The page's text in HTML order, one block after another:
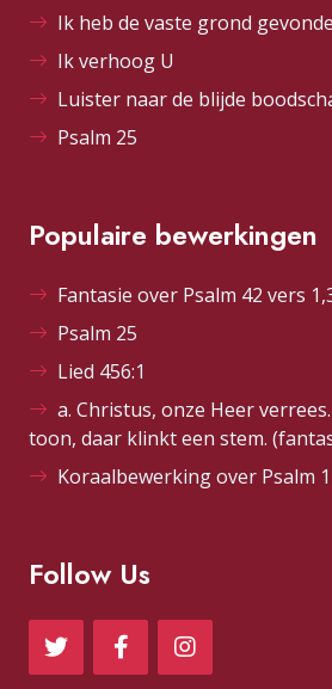
Ik heb de vaste grond
Ik verhoog U
Luister naar de blijde
Psalm 25
Populaire bewerkingen
Fantasie over Psalm 42 vers
Psalm 25
Lied 456:1
a. Christus, onze Heer
toon, daar klinkt een stem.
Koraalbewerking over Psalm 1
Follow Us